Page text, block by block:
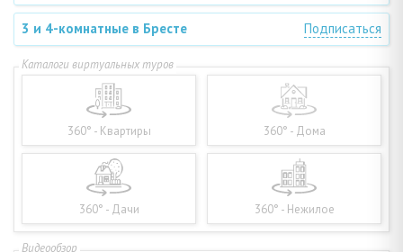
3 и 4-комнатные в Бресте Подписаться
360° - Квартиры 360° - Дома
360° - Дачи 360° - Нежилое